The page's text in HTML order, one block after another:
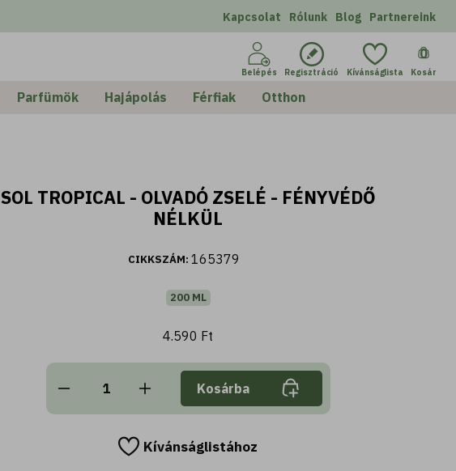
Kapcsolat Rólunk Blog Partnereink
Belépés Regisztráció Kívánságlista
0
Kosár
Parfümök Hajápolás Férfiak Otthon
SOL TROPICAL - OLVADÓ ZSELÉ - FÉNYVÉDŐ
NÉLKÜL
CIKKSZÁM: 165379
200 ML
4.590 Ft
Kosárba
Kívánságlistához